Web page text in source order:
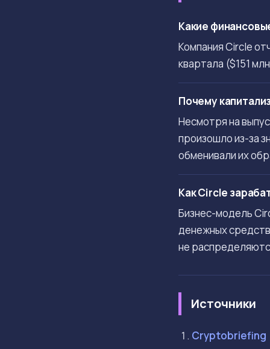
Какие
Компания Circle
квартала ($151
Почему
Несмотря на
произошло из-за
обменивали их
Как Circle
Бизнес-модель
денежных
не
Источники
Cryptobriefing